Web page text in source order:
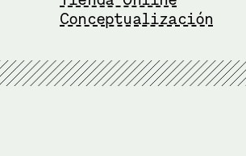
Conceptualización